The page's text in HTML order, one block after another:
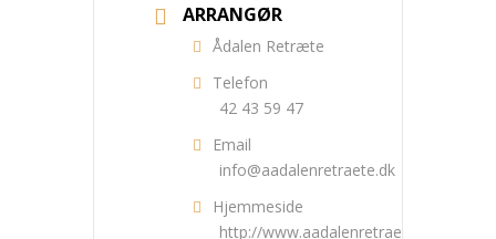
ARRANGØR
Ådalen Retræte
Telefon
42 43 59 47
Email
info@aadalenretraete.dk
Hjemmeside
http://www.aadalenretraete.dk